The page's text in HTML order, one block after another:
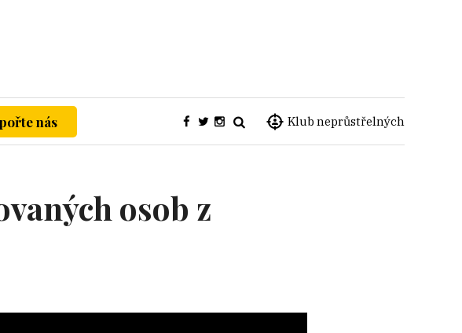
Klub neprůstřelných
nás
osob z